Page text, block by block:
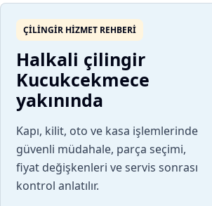
ÇILINGIR HIZMET REHBERI
Halkali çilingir
Kucukcekmece
yakınında
Kapı, kilit, oto ve kasa işlemlerinde
güvenli müdahale, parça seçimi,
fiyat değişkenleri ve servis sonrası
kontrol anlatılır.